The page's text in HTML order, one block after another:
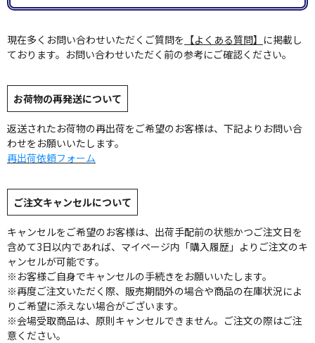
現在多くお問い合わせいただくご質問を 【よくある質問】 に掲載し
ております。お問い合わせいただく前の参考にご確認ください。
お荷物の再発送について
返送されたお荷物の再出荷をご希望のお客様は、下記よりお問い合
わせをお願いいたします。
再出荷依頼フォーム
ご注文キャンセルについて
キャンセルをご希望のお客様は、出荷手配前の状態かつご注文日を
含めて3日以内であれば、マイページ内「購入履歴」よりご注文のキ
ャンセルが可能です。
※お客様ご自身でキャンセルの手続きをお願いいたします。
※再度ご注文いただく際、販売期間外の場合や商品の在庫状況によ
りご希望に添えない場合がございます。
※会場受取商品は、原則キャンセルできません。ご注文の際はご注
意ください。